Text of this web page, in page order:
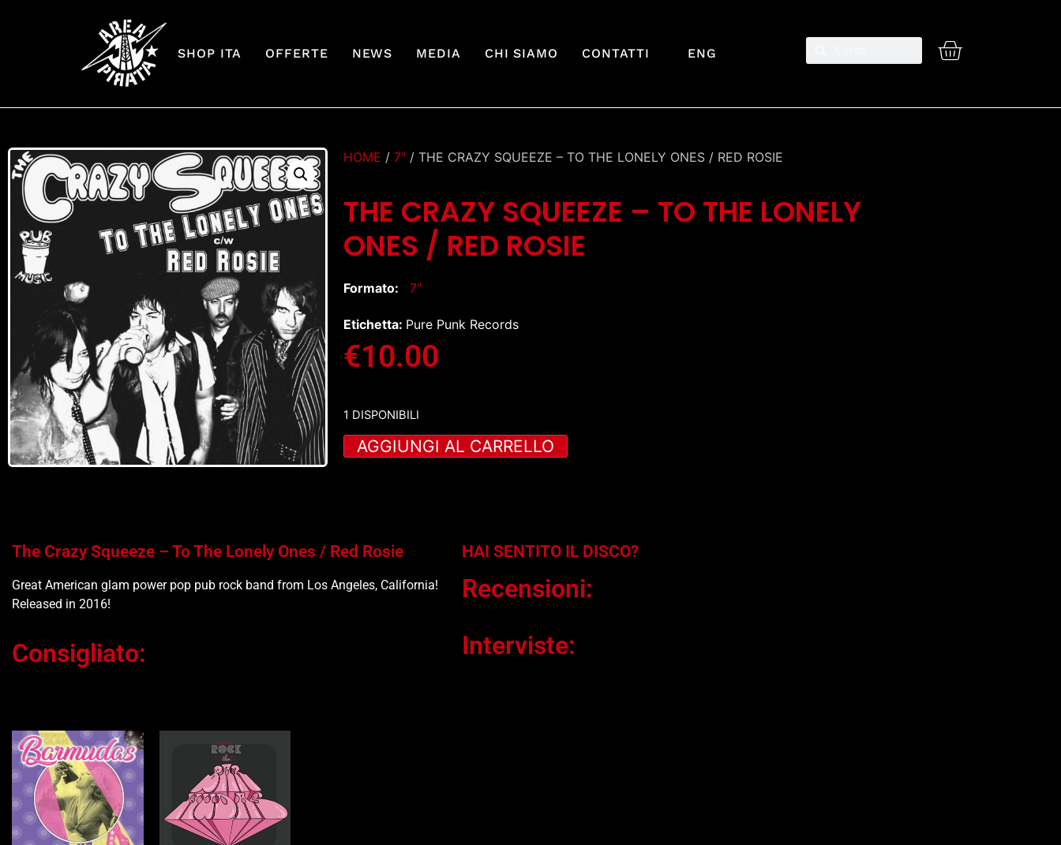
SHOP ITA OFFERTE NEWS MEDIA CHI SIAMO CONTATTI ENG
HOME /7" / THE CRAZY SQUEEZE – TO THE LONELY ONES / RED ROSIE
THE CRAZY SQUEEZE – TO THE LONELY
ONES / RED ROSIE
Formato: 7"
Etichetta: Pure Punk Records
€10.00
1 DISPONIBILI
AGGIUNGI AL CARRELLO
The Crazy Squeeze – To The Lonely Ones / Red Rosie
Great American glam power pop pub rock band from Los Angeles, California!
Released in 2016!
Consigliato:
HAI SENTITO IL DISCO?
Recensioni:
Interviste: